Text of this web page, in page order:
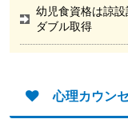
幼児食資格は諒
ダブル取得
心理カウン